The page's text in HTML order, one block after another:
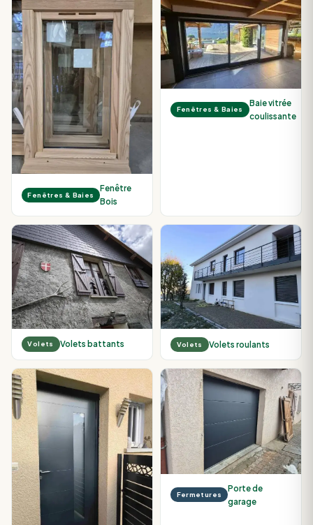
Fenêtres & Baies
Fenêtre
Bois
Fenêtres & Baies
Baie vitrée
coulissante
Volets Volets battants Volets Volets roulants
Fermetures
Porte de
garage